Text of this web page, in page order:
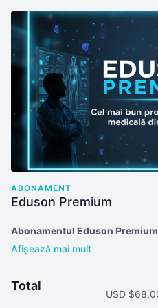
ABONAMENT
Eduson Premium
Abonamentul Eduson
🎓Credite EMC
Credite EMC acordate pentru
(premiere), conform regulilor
Interacțiune live cu lectorii
Total
USD